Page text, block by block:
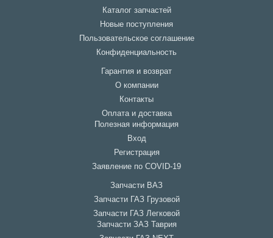
Каталог запчастей
Новые поступления
Пользовательское соглашение
Конфиденциальность
Гарантия и возврат
О компании
Контакты
Оплата и доставка
Полезная информация
Вход
Регистрация
Заявление по COVID-19
Запчасти ВАЗ
Запчасти ГАЗ Грузовой
Запчасти ГАЗ Легковой
Запчасти ЗАЗ Таврия